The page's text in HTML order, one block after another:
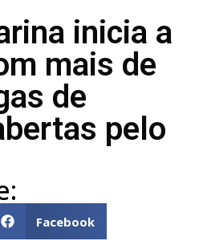
inicia a
mais de
de
pelo
Facebook